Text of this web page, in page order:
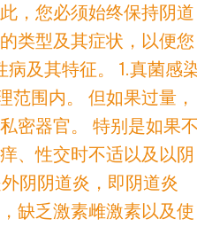
，您必须始终保持阴道
类型及其症状，以便您
及其特征。 1.真菌感
围内。 但如果过量，
密器官。 特别是如果
、性交时不适以及以阴
阴阴道炎，即阴道炎
缺乏激素雌激素以及使